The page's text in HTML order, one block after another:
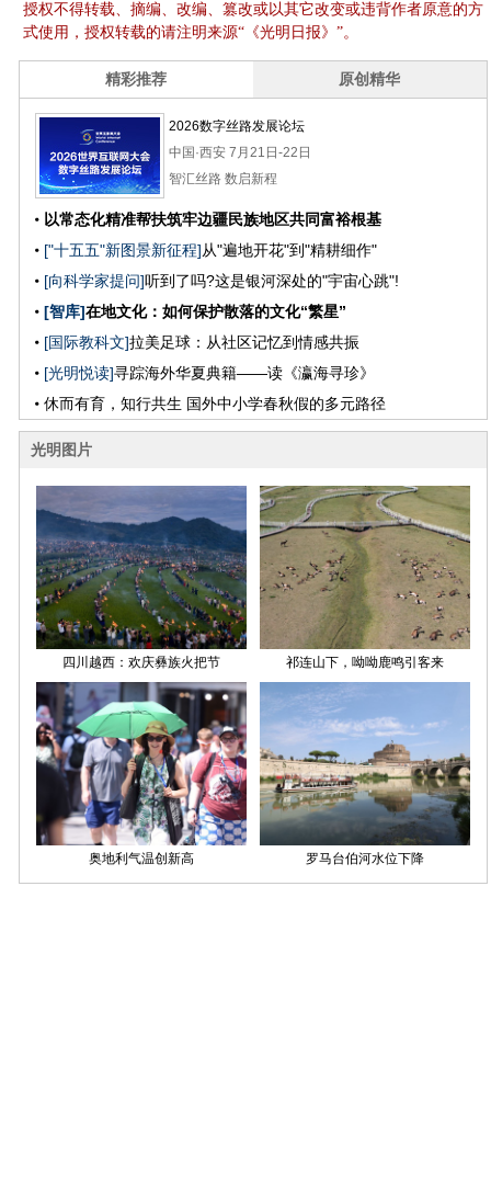
授权不得转载、摘编、改编、篡改或以其它改变或违背作者原意的方
式使用，授权转载的请注明来源“《光明日报》”。